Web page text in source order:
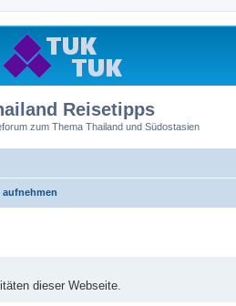
Reisetipps
zum Thema Thailand und Südostasien
dieser Webseite.